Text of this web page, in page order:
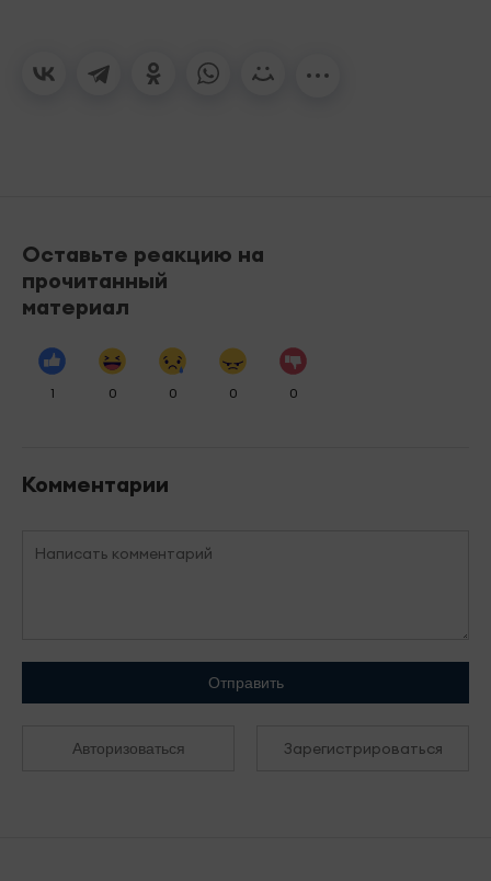
Оставьте реакцию на
прочитанный
материал
1 0 0 0 0
Комментарии
Отправить
Авторизоваться Зарегистрироваться